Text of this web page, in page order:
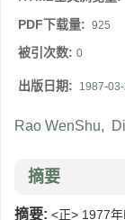
PDF下载量: 925
被引次数: 0
出版日期: 1987-
Rao WenShu,
摘要
摘要: <正> 1977